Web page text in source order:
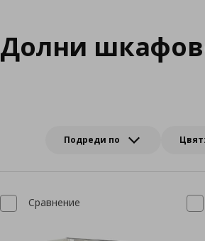
Долни
Подреди по Цвят:
Сравнение